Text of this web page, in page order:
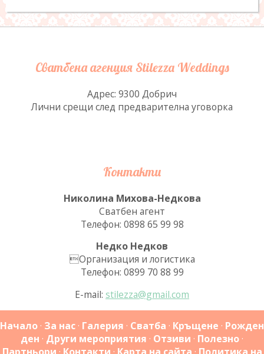
Сватбена агенция Stilezza Weddings
Адрес: 9300 Добрич
Лични срещи след предварителна уговорка
Контакти
Николина Михова-Недкова
Сватбен агент
Телефон: 0898 65 99 98
Недко Недков
Организация и логистика
Телефон: 0899 70 88 99
E-mail: stilezza@gmail.com
Начало · За нас · Галерия · Сватба · Кръщене · Рожден
ден · Други мероприятия · Отзиви · Полезно ·